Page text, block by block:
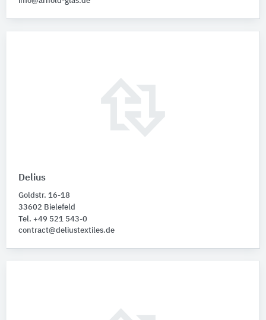
Delius
Goldstr. 16-18
33602 Bielefeld
Tel. +49 521 543-0
contract@deliustextiles.de